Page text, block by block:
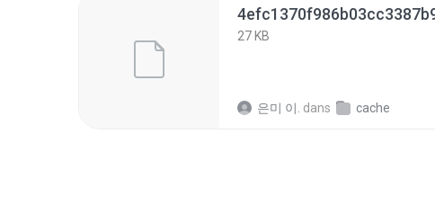
27 KB
은미 이. dans cache